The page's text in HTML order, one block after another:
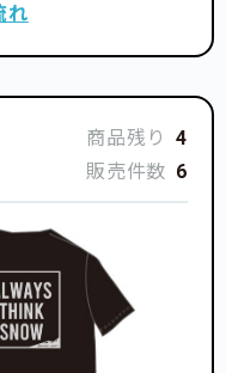
れ
商品残り
4
販売件数 6